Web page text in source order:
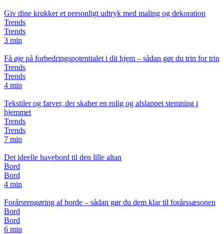
Giv dine krukker et personligt udtryk med maling og dekoration
Trends
Trends
3 min
Få øje på forbedringspotentialet i dit hjem – sådan gør du trin for trin
Trends
Trends
4 min
Tekstiler og farver, der skaber en rolig og afslappet stemning i
hjemmet
Trends
Trends
7 min
Det ideelle havebord til den lille altan
Bord
Bord
4 min
Forårsrengøring af borde – sådan gør du dem klar til forårssæsonen
Bord
Bord
6 min